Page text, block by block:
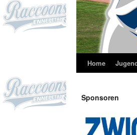
Home
Sponsoren